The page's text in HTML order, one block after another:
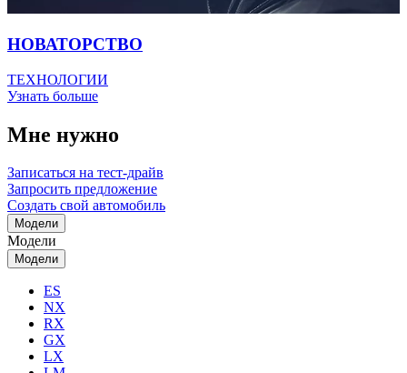
НОВАТОРСТВО
ТЕХНОЛОГИИ
Узнать больше
Мне нужно
Записаться на тест-драйв
Запросить предложение
Создать свой автомобиль
Модели
Модели
Модели
ES
NX
RX
GX
LX